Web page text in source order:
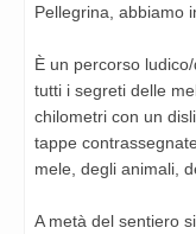
Pellegrina, abbiamo
È un percorso
tutti i segreti delle
chilometri con un
tappe
mele, degli animali,
A metà del sentiero